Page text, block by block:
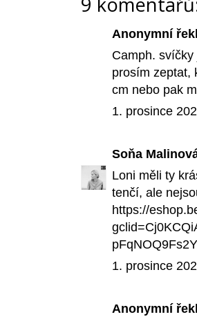
Anonymní
Camph.
prosím zeptat,
cm nebo pak
1. prosince
Soňa
Loni měli ty
tenčí, ale
https://
1. prosince
Anonymní